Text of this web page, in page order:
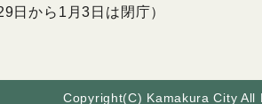
日から1月3日は閉庁）
Copyright(C) Kamakura City All